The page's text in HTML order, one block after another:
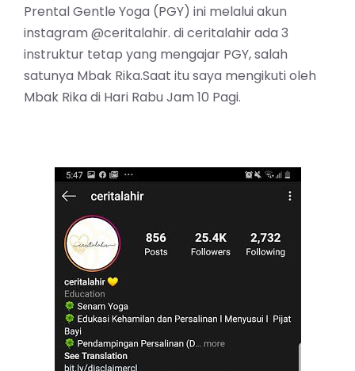
Prental Gentle Yoga (PGY) ini melalui akun
instagram @ceritalahir. di ceritalahir ada 3
instruktur tetap yang mengajar PGY, salah
satunya Mbak Rika.Saat itu saya mengikuti oleh
Mbak Rika di Hari Rabu Jam 10 Pagi.